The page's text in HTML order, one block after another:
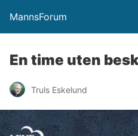
MannsForum
En time uten
Truls Eskelund